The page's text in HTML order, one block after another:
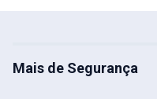
Mais de Segurança